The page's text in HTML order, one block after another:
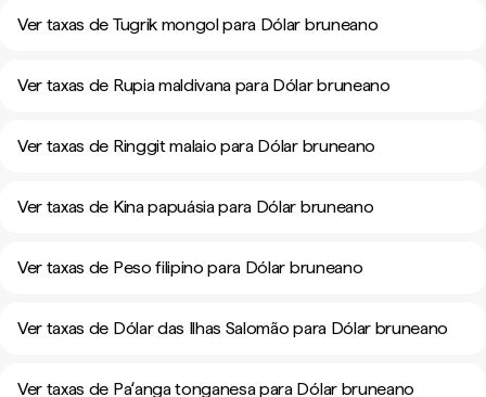
Ver taxas de Tugrik mongol para Dólar bruneano
Ver taxas de Rupia maldivana para Dólar bruneano
Ver taxas de Ringgit malaio para Dólar bruneano
Ver taxas de Kina papuásia para Dólar bruneano
Ver taxas de Peso filipino para Dólar bruneano
Ver taxas de Dólar das Ilhas Salomão para Dólar bruneano
Ver taxas de Paʻanga tonganesa para Dólar bruneano